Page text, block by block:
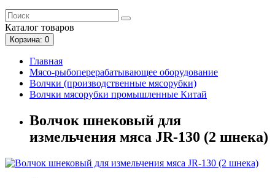
Каталог товаров
Корзина: 0
Главная
Мясо-рыбоперерабатывающее оборудование
Волчки (производственные мясорубки)
Волчки мясорубки промышленные Китай
Волчок шнековый для
измельчения мяса JR-130 (2 шнека)